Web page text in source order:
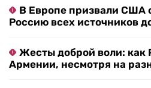
В Европе призвали США
Россию всех источников
Жесты доброй воли: как
Армении, несмотря на